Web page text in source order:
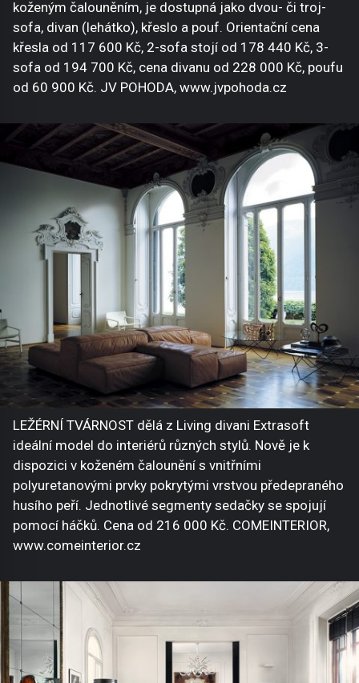
koženým čalouněním, je dostupná jako dvou- či troj-
sofa, divan (lehátko), křeslo a pouf. Orientační cena
křesla od 117 600 Kč, 2-sofa stojí od 178 440 Kč, 3-
sofa od 194 700 Kč, cena divanu od 228 000 Kč, poufu
od 60 900 Kč. JV POHODA, www.jvpohoda.cz
LEŽÉRNÍ TVÁRNOST dělá z Living divani Extrasoft
ideální model do interiérů různých stylů. Nově je k
dispozici v koženém čalounění s vnitřními
polyuretanovými prvky pokrytými vrstvou předepraného
husího peří. Jednotlivé segmenty sedačky se spojují
pomocí háčků. Cena od 216 000 Kč. COMEINTERIOR,
www.comeinterior.cz